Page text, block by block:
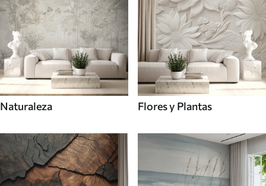
Naturaleza Flores y Plantas